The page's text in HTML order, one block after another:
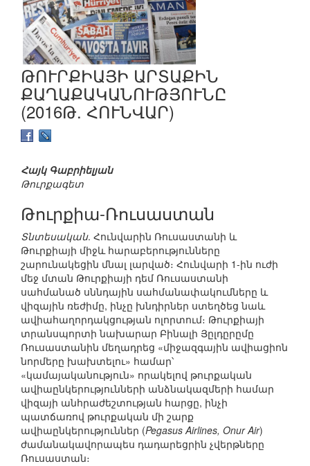
ԹՈՒՐՔԻԱՅԻ ԱՐՏԱՔԻՆ
ՔԱՂԱՔԱԿԱՆՈՒԹՅՈՒՆԸ
(2016Թ. ՀՈՒՆՎԱՐ)
Հայկ Գաբրիելյան
Թուրքագետ
Թուրքիա-Ռուսաստան
Տնտեսական. Հունվարին Ռուսաստանի և
Թուրքիայի միջև հարաբերությունները
շարունակեցին մնալ լարված։ Հունվարի 1-ին ուժի
մեջ մտան Թուրքիայի դեմ Ռուսաստանի
սահմանած սննդային սահմանափակումները և
վիզային ռեժիմը, ինչը խնդիրներ ստեղծեց նաև
ավիահաղորդակցության ոլորտում։ Թուրքիայի
տրանսպորտի նախարար Բինալի Յըլդըրըմը
Ռուսաստանին մեղադրեց «միջազգային ավիացիոն
նորմերը խախտելու» համար՝
«կամայականություն» որակելով թուրքական
ավիաընկերությունների անձնակազմերի համար
վիզայի անհրաժեշտության հարցը, ինչի
պատճառով թուրքական մի շարք
ավիաընկերություններ (Pegasus Airlines, Onur Air)
ժամանակավորապես դադարեցրին չվերթները
Ռուսաստան։